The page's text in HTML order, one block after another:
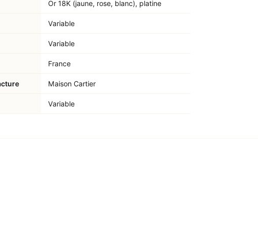
Or 18K (jaune, rose, blanc), platine
Variable
Variable
France
Maison Cartier
Variable